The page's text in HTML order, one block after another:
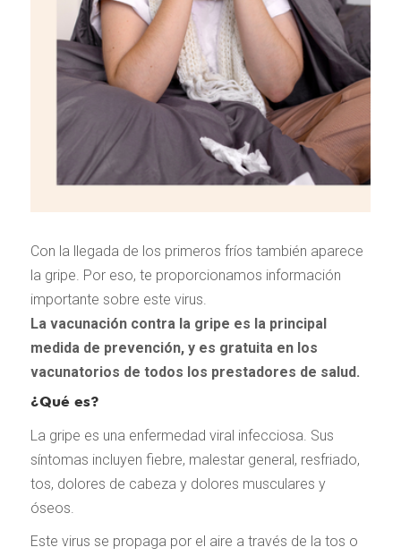
Con la llegada de los primeros fríos también aparece
la gripe. Por eso, te proporcionamos información
importante sobre este virus.
La vacunación contra la gripe es la principal
medida de prevención, y es gratuita en los
vacunatorios de todos los prestadores de salud.
¿Qué es?
La gripe es una enfermedad viral infecciosa. Sus
síntomas incluyen fiebre, malestar general, resfriado,
tos, dolores de cabeza y dolores musculares y
óseos.
Este virus se propaga por el aire a través de la tos o